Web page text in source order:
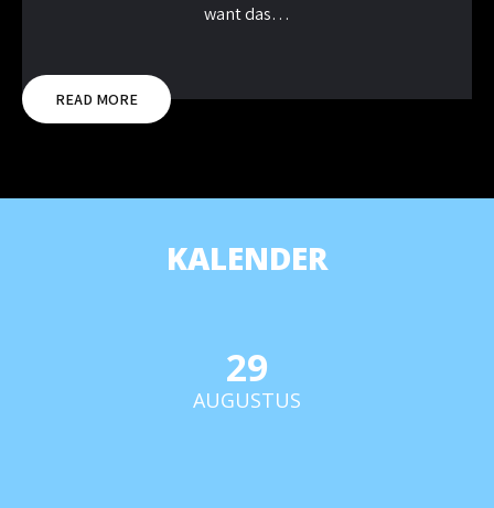
want das…
READ MORE
KALENDER
29
AUGUSTUS